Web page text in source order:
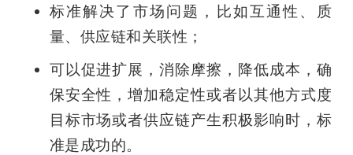
标准解决了市场问题，比如互通性、质
量、供应链和关联性；
可以促进扩展，消除摩擦，降低成本，确
保安全性，增加稳定性或者以其他方式度
目标市场或者供应链产生积极影响时，标
准是成功的。